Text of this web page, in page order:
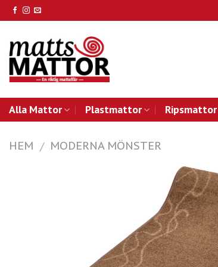
Skip
to
Alla Mattor Plastmattor Ripsmattor
HEM / MODERNA MÖNSTER